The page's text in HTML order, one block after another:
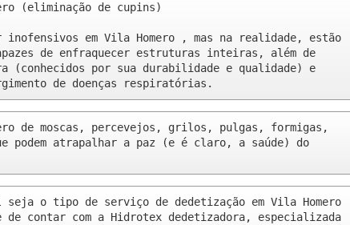
(eliminação de cupins)
inofensivos em Vila Homero , mas na realidade, estão
de enfraquecer estruturas inteiras, além de
(conhecidos por sua durabilidade e qualidade) e
de doenças respiratórias.
de moscas, percevejos, grilos, pulgas, formigas,
podem atrapalhar a paz (e é claro, a saúde) do
seja o tipo de serviço de dedetização em Vila Homero
de contar com a Hidrotex dedetizadora, especializada